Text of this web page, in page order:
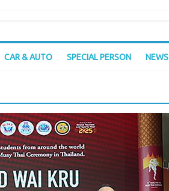
CAR & AUTO SPECIAL PERSON NEWS